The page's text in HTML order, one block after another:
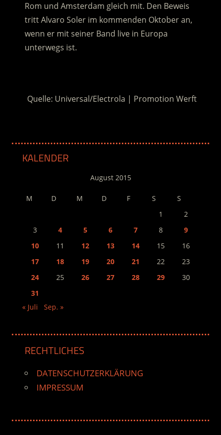
Rom und Amsterdam gleich mit. Den Beweis
tritt Alvaro Soler im kommenden Oktober an,
wenn er mit seiner Band live in Europa
unterwegs ist.
Quelle: Universal/Electrola | Promotion Werft
KALENDER
August 2015
M D M D F S
S
1
2
3
4 5 6 7 8
9
10
11 12 13 14 15
16
17
18 19 20 21 22
23
24
25 26 27 28 29
30
31
« Juli
Sep. »
RECHTLICHES
DATENSCHUTZERKLÄRUNG
IMPRESSUM